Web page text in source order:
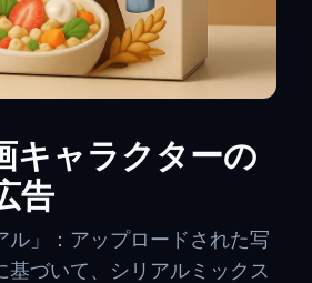
キャラクターの
告
ル」：アップロードされた写
基づいて、シリアルミックス